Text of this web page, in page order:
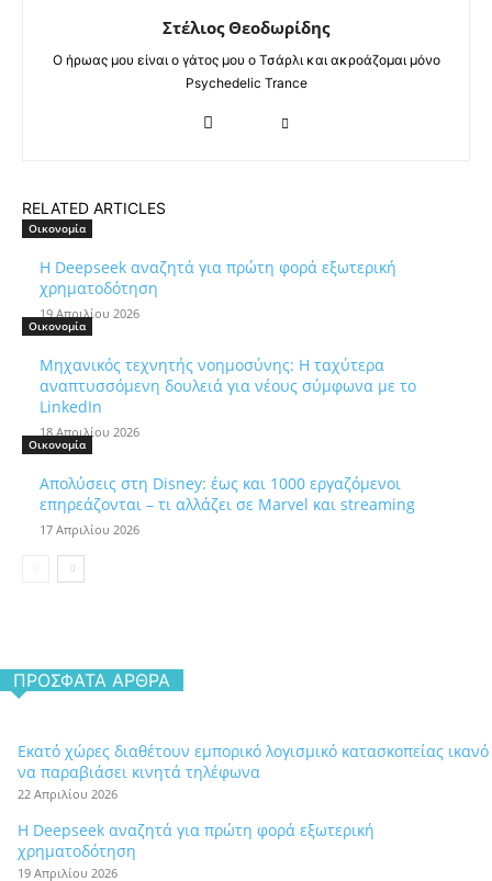
Στέλιος Θεοδωρίδης
Ο ήρωας μου είναι ο γάτος μου ο Τσάρλι και ακροάζομαι μόνο
Psychedelic Trance
RELATED ARTICLES
Οικονομία
Η Deepseek αναζητά για πρώτη φορά εξωτερική
χρηματοδότηση
19 Απριλίου 2026
Οικονομία
Μηχανικός τεχνητής νοημοσύνης: Η ταχύτερα
αναπτυσσόμενη δουλειά για νέους σύμφωνα με το
LinkedIn
18 Απριλίου 2026
Οικονομία
Απολύσεις στη Disney: έως και 1000 εργαζόμενοι
επηρεάζονται – τι αλλάζει σε Marvel και streaming
17 Απριλίου 2026
ΠΡΌΣΦΑΤΑ ΆΡΘΡΑ
Εκατό χώρες διαθέτουν εμπορικό λογισμικό κατασκοπείας ικανό
να παραβιάσει κινητά τηλέφωνα
22 Απριλίου 2026
Η Deepseek αναζητά για πρώτη φορά εξωτερική
χρηματοδότηση
19 Απριλίου 2026